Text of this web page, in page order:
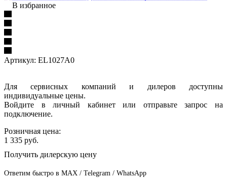
В избранное
Артикул: EL1027A0
Для сервисных компаний и дилеров доступны
индивидуальные цены.
Войдите в личный кабинет или отправьте запрос на
подключение.
Розничная цена:
1 335 руб.
Получить дилерскую цену
Ответим быстро в MAX / Telegram / WhatsApp